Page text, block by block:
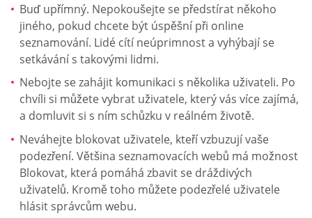
Buď upřímný. Nepokoušejte se předstírat někoho
jiného, pokud chcete být úspěšní při online
seznamování. Lidé cítí neúprimnost a vyhýbají se
setkávání s takovými lidmi.
Nebojte se zahájit komunikaci s několika uživateli. Po
chvíli si můžete vybrat uživatele, který vás více zajímá,
a domluvit si s ním schůzku v reálném životě.
Neváhejte blokovat uživatele, kteří vzbuzují vaše
podezření. Většina seznamovacích webů má možnost
Blokovat, která pomáhá zbavit se dráždivých
uživatelů. Kromě toho můžete podezřelé uživatele
hlásit správcům webu.